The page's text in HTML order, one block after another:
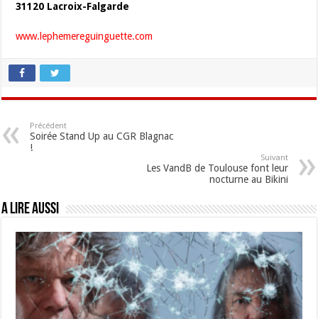
31120 Lacroix-Falgarde
www.lephemereguinguette.com
Précédent
Soirée Stand Up au CGR Blagnac
!
Suivant
Les VandB de Toulouse font leur
nocturne au Bikini
A lire aussi